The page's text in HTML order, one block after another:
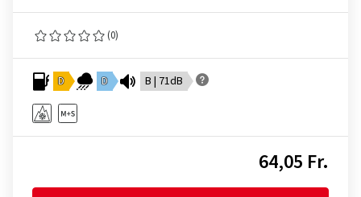
(0)
D D B | 71dB
64,05 Fr.